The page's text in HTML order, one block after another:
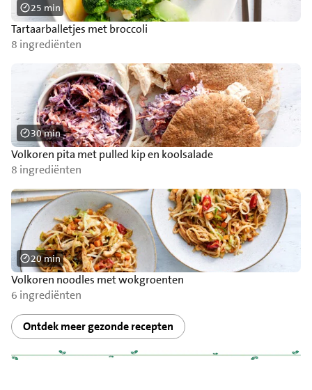
Tartaarballetjes met broccoli
8 ingrediënten
25 min
Volkoren pita met pulled kip en koolsalade
8 ingrediënten
30 min
Volkoren noodles met wokgroenten
6 ingrediënten
20 min
Ontdek meer gezonde recepten